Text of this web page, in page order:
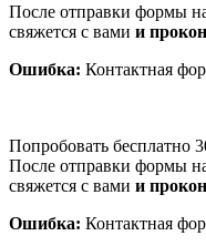
После отправки формы
свяжется с вами и
Ошибка: Контактная
Попробовать бесплатно
После отправки формы
свяжется с вами и
Ошибка: Контактная